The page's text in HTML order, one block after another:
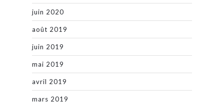
juin 2020
août 2019
juin 2019
mai 2019
avril 2019
mars 2019